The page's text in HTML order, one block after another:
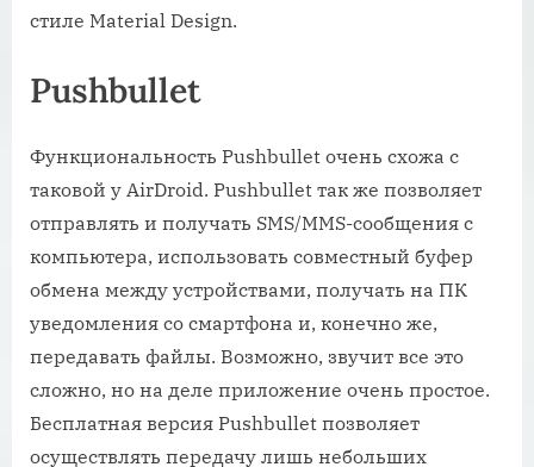
стиле Material Design.
Pushbullet
Функциональность Pushbullet очень схожа с
таковой у AirDroid. Pushbullet так же позволяет
отправлять и получать SMS/MMS-сообщения с
компьютера, использовать совместный буфер
обмена между устройствами, получать на ПК
уведомления со смартфона и, конечно же,
передавать файлы. Возможно, звучит все это
сложно, но на деле приложение очень простое.
Бесплатная версия Pushbullet позволяет
осуществлять передачу лишь небольших